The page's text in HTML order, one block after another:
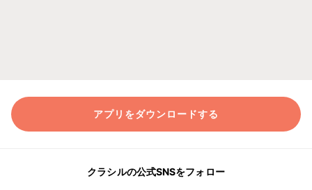
アプリをダウンロードする
クラシルの公式SNSをフォロー